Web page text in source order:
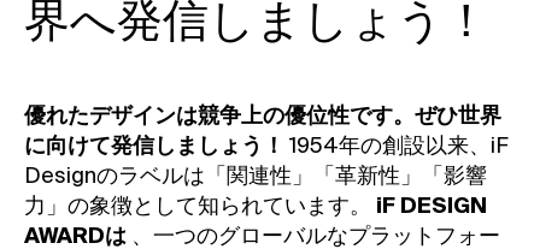
界へ発信しましょう！
優れたデザインは競争上の優位性です。ぜひ世界
に向けて発信しましょう！ 1954年の創設以来、iF
Designのラベルは「関連性」「革新性」「影響
力」の象徴として知られています。 iF DESIGN
AWARDは 、一つのグローバルなプラットフォー